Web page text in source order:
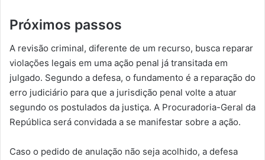
Próximos passos
A revisão criminal, diferente de um recurso, busca reparar
violações legais em uma ação penal já transitada em
julgado. Segundo a defesa, o fundamento é a reparação do
erro judiciário para que a jurisdição penal volte a atuar
segundo os postulados da justiça. A Procuradoria-Geral da
República será convidada a se manifestar sobre a ação.
Caso o pedido de anulação não seja acolhido, a defesa